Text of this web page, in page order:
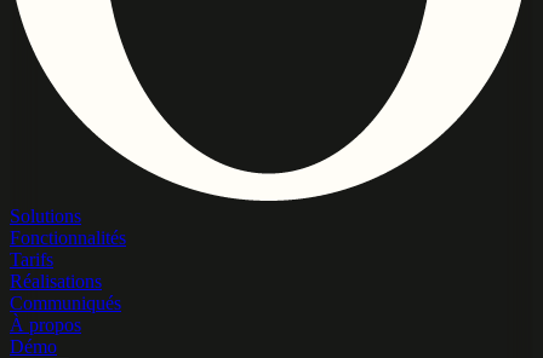
Solutions
Fonctionnalités
Tarifs
Réalisations
Communiqués
À propos
Démo